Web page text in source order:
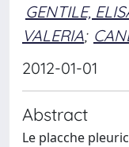
GENTILE,
VALERIA;
2012-01-01
Abstract
Le placche